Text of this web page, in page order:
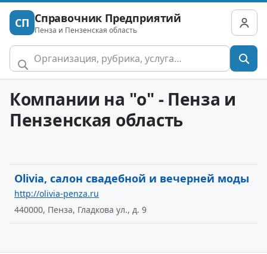
СП Справочник Предприятий
Пенза и Пензенская область
Компании на "o" - Пенза и
Пензенская область
Olivia, салон свадебной и вечерней моды
http://olivia-penza.ru
440000, Пенза, Гладкова ул., д. 9